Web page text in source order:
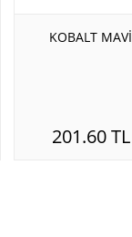
KOBALT MAVİ
201.60 TL